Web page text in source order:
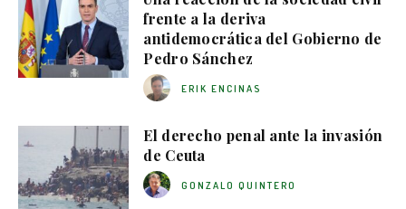
frente a la deriva
antidemocrática del Gobierno de
Pedro Sánchez
ERIK ENCINAS
El derecho penal ante la invasión
de Ceuta
GONZALO QUINTERO